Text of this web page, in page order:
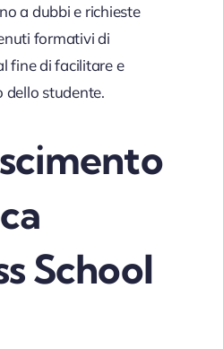
a dubbi e richieste
formativi di
fine di facilitare e
dello studente.
School